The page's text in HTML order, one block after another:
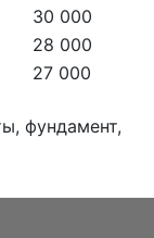
30 000
28 000
27 000
фундамент,